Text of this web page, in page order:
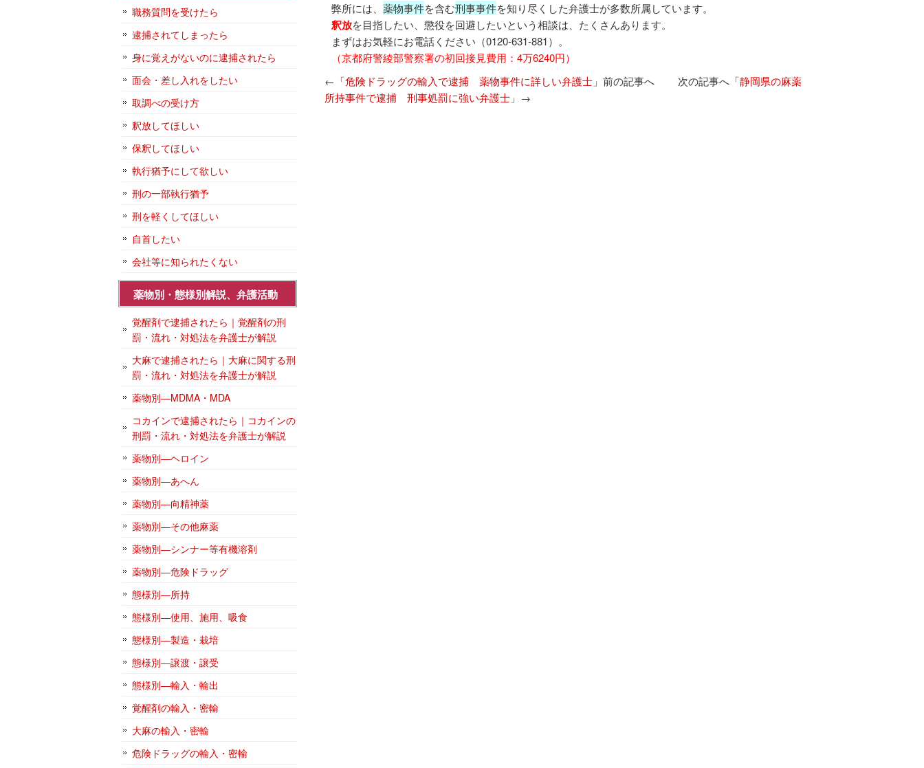
弊所には、 薬物事件を含む刑事事件を知り尽くした弁護士が多数所属しています。
釈放を目指したい、懲役を回避したいという相談は、たくさんあります。
まずはお気軽にお電話ください（0120‐631‐881）。
（京都府警綾部警察署の初回接見費用：4万6240円）
←「危険ドラッグの輸入で逮捕 薬物事件に詳しい弁護士 」前の記事へ 次の記事へ「静岡県の麻薬
所持事件で逮捕 刑事処罰に強い弁護士 」→
職務質問を受けたら
逮捕されてしまったら
身に覚えがないのに逮捕されたら
面会・差し入れをしたい
取調べの受け方
釈放してほしい
保釈してほしい
執行猶予にして欲しい
刑の一部執行猶予
刑を軽くしてほしい
自首したい
会社等に知られたくない
薬物別・態様別解説、弁護活動
覚醒剤で逮捕されたら｜覚醒剤の刑
罰・流れ・対処法を弁護士が解説
大麻で逮捕されたら｜大麻に関する刑
罰・流れ・対処法を弁護士が解説
薬物別―MDMA・MDA
コカインで逮捕されたら｜コカインの
刑罰・流れ・対処法を弁護士が解説
薬物別―ヘロイン
薬物別―あへん
薬物別―向精神薬
薬物別―その他麻薬
薬物別―シンナー等有機溶剤
薬物別―危険ドラッグ
態様別―所持
態様別―使用、施用、吸食
態様別―製造・栽培
態様別―譲渡・譲受
態様別―輸入・輸出
覚醒剤の輸入・密輸
大麻の輸入・密輸
危険ドラッグの輸入・密輸